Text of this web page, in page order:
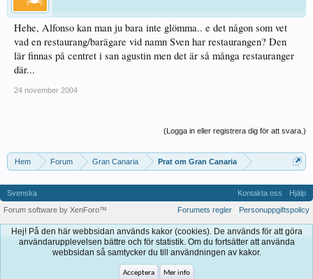
Hehe, Alfonso kan man ju bara inte glömma.. e det någon som vet
vad en restaurang/barägare vid namn Sven har restaurangen? Den
lär finnas på centret i san agustin men det är så många restauranger
där...
24 november 2004
(Logga in eller registrera dig för att svara.)
Hem Forum Gran Canaria Prat om Gran Canaria
Svenska Kontakta oss
Hjälp
Forumets regler
Personuppgiftspolicy
Forum software by XenForo™
Hej! På den här webbsidan används kakor (cookies). De används för att göra
användarupplevelsen bättre och för statistik. Om du fortsätter att använda
webbsidan så samtycker du till användningen av kakor.
Acceptera Mer info